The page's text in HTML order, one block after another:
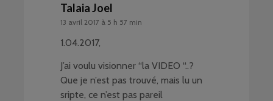
Talaia Joel
13 avril 2017 à 5 h 57 min
1.04.2017,
J’ai voulu visionner “la VIDEO “..?
Que je n’est pas trouvé, mais lu un
sripte, ce n’est pas pareil